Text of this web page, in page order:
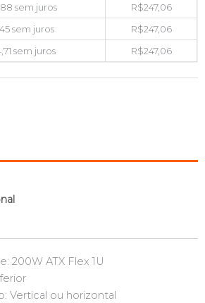
sem juros R$247,06
sem juros R$247,06
sem juros R$247,06
200W ATX Flex 1U
Vertical ou horizontal